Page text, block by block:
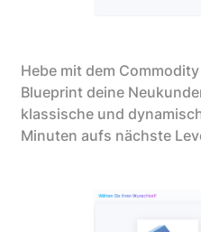
Hebe mit dem
Blueprint deine
klassische und
Minuten aufs nächste